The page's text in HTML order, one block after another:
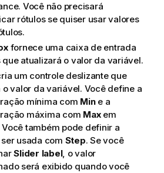
. Você não precisará
rótulos se quiser usar valores
fornece uma caixa de entrada
que atualizará o valor da variável.
um controle deslizante que
o valor da variável. Você define a
mínima com Mine a
máxima com Maxem
Você também pode definir a
usada com Step. Se você
Slider label, o valor
será exibido quando você